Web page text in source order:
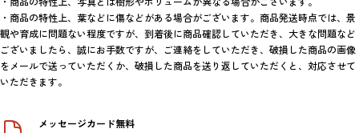
・商品の特性上、葉などに傷などがある場合がございます。商品発送時点では、景
観や育成に問題ない程度ですが、到着後に商品確認していただき、大きな問題など
ございましたら、誠にお手数ですが、ご連絡をしていただき、破損した商品の画像
をメールで送っていただくか、破損した商品を送り返していただくと、対応させて
メッセージカード無料